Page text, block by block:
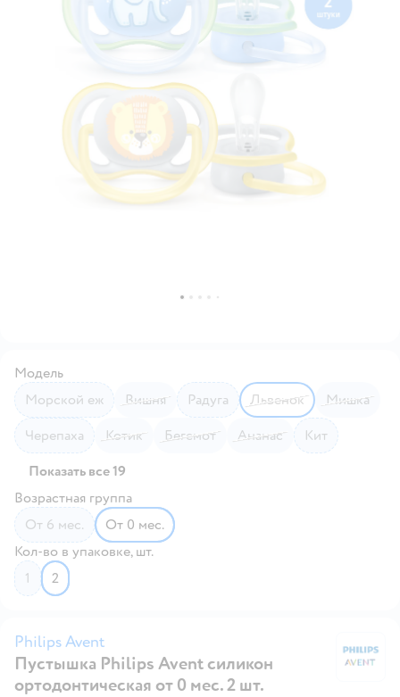
Модель
Морской еж
Вишня Радуга Львенок
Мишка
Черепаха
Котик Бегемот Ананас
Кит
Показать все 19
Возрастная группа
от 6 мес.
от 0 мес.
Кол-во в упаковке, шт.
1
2
Philips Avent
Пустышка Philips Avent силикон
ортодонтическая от 0 мес. 2 шт.